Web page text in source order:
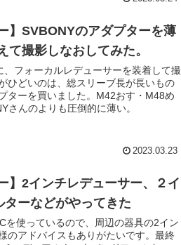
】SVBONYのアダプターを薄
て撮影しなおしてみた。
フォーカルレデューサーを装着して撮
ひどいのは、総スリーブ長が長いもの
ターを買いました。M42おす・M48め
さんのよりも圧倒的に薄い。
2023.03.23
】2インチレデューサー、２イ
ーなどがやってきた
を使っているので、周辺の器具の2イン
のアドバイスもありがたいです。最終